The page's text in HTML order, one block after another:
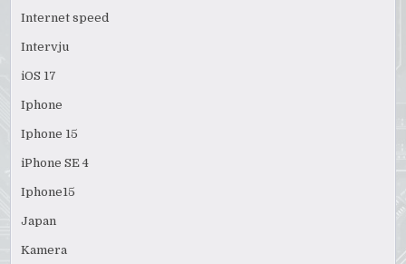
Internet speed
Intervju
iOS 17
Iphone
Iphone 15
iPhone SE 4
Iphone15
Japan
Kamera